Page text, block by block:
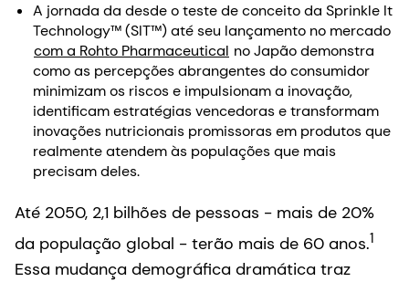
A jornada da desde o teste de conceito da Sprinkle It
Technology™ (SIT™) até seu lançamento no mercado
com a Rohto Pharmaceutical no Japão demonstra
como as percepções abrangentes do consumidor
minimizam os riscos e impulsionam a inovação,
identificam estratégias vencedoras e transformam
inovações nutricionais promissoras em produtos que
realmente atendem às populações que mais
precisam deles.
Até 2050, 2,1 bilhões de pessoas - mais de 20%
da população global - terão mais de 60 anos.1
Essa mudança demográfica dramática traz